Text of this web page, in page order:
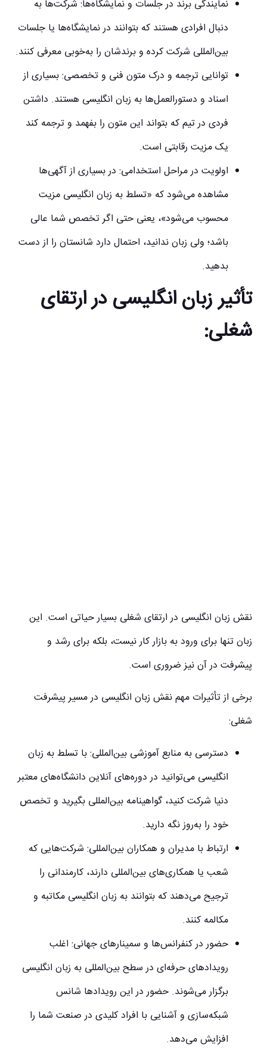
نمایندگی برند در جلسات و نمایشگاه‌ها: شرکت‌ها به
دنبال افرادی هستند که بتوانند در نمایشگاه‌ها یا جلسات
بین‌المللی شرکت کرده و برندشان را به‌خوبی معرفی کنند.
توانایی ترجمه و درک متون فنی و تخصصی: بسیاری از
اسناد و دستورالعمل‌ها به زبان انگلیسی هستند. داشتن
فردی در تیم که بتواند این متون را بفهمد و ترجمه کند
یک مزیت رقابتی است.
اولویت در مراحل استخدامی: در بسیاری از آگهی‌ها
مشاهده می‌شود که «تسلط به زبان انگلیسی مزیت
محسوب می‌شود»، یعنی حتی اگر تخصص شما عالی
باشد؛ ولی زبان ندانید، احتمال دارد شانستان را از دست
بدهید.
تأثیر زبان انگلیسی در ارتقای
شغلی:
نقش زبان انگلیسی در ارتقای شغلی بسیار حیاتی است. این
زبان تنها برای ورود به بازار کار نیست، بلکه برای رشد و
پیشرفت در آن نیز ضروری است.
برخی از تأثیرات مهم نقش زبان انگلیسی در مسیر پیشرفت
شغلی:
دسترسی به منابع آموزشی بین‌المللی:با تسلط به زبان
انگلیسی می‌توانید در دوره‌های آنلاین دانشگاه‌های معتبر
دنیا شرکت کنید، گواهینامه بین‌المللی بگیرید و تخصص
خود را به‌روز نگه دارید.
ارتباط با مدیران و همکاران بین‌المللی: شرکت‌هایی که
شعب یا همکاری‌های بین‌المللی دارند، کارمندانی را
ترجیح می‌دهند که بتوانند به زبان انگلیسی مکاتبه و
مکالمه کنند.
حضور در کنفرانس‌ها و سمینارهای جهانی: اغلب
رویدادهای حرفه‌ای در سطح بین‌المللی به زبان انگلیسی
برگزار می‌شوند. حضور در این رویدادها شانس
شبکه‌سازی و آشنایی با افراد کلیدی در صنعت شما را
افزایش می‌دهد.